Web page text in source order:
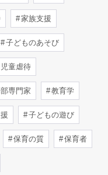
家族支援
子どものあそび
童虐待
専門家 教育学
子どもの遊び
保育の質 保育者